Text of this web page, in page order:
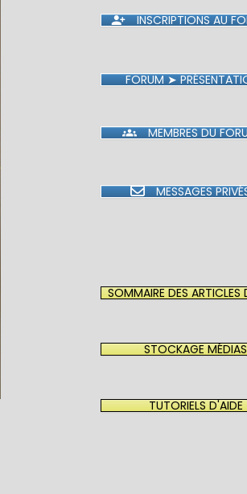
INSCRIPTIONS AU
FORUM ➤
MEMBRES DU
MESSAGES
SOMMAIRE DES ARTICLES
STOCKAGE MÉDIAS
TUTORIELS D'AIDE